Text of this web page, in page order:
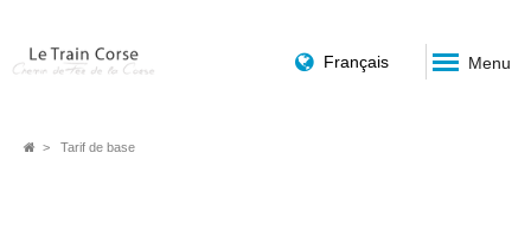
Français Menu
FilTarif de base